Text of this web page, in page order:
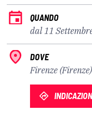
QUANDO
dal 11
DOVE
Firenze (Firenze)